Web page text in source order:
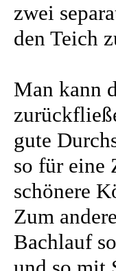
zwei
den Teich
Man kann
gute
so für eine
schönere
Zum
Bachlauf